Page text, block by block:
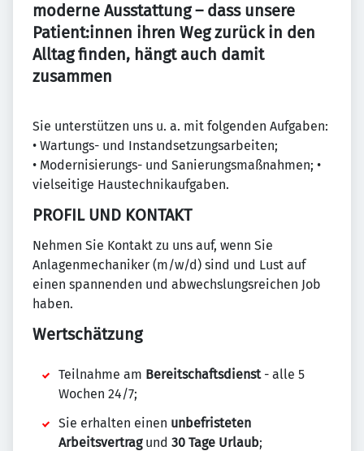
moderne Ausstattung – dass unsere
Patient:innen ihren Weg zurück in den
Alltag finden, hängt auch damit
zusammen
Sie unterstützen uns u. a. mit folgenden Aufgaben:
• Wartungs- und Instandsetzungsarbeiten;
• Modernisierungs- und Sanierungsmaßnahmen; •
vielseitige Haustechnikaufgaben.
PROFIL UND KONTAKT
Nehmen Sie Kontakt zu uns auf, wenn Sie
Anlagenmechaniker (m/w/d) sind und Lust auf
einen spannenden und abwechslungsreichen Job
haben.
Wertschätzung
Teilnahme am Bereitschaftsdienst - alle 5
Wochen 24/7;
Sie erhalten einen unbefristeten
Arbeitsvertragund 30 Tage Urlaub;